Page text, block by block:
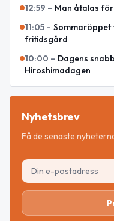
12:59 – Man åtalas
11:05 – Sommaröppet
fritidsgård
10:00 – Dagens
Hiroshimadagen
Nyhetsbrev
Få de senaste